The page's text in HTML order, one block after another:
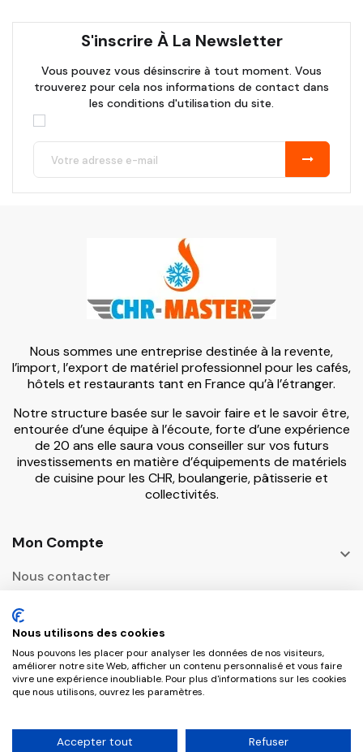
S'inscrire À La Newsletter
Vous pouvez vous désinscrire à tout moment. Vous
trouverez pour cela nos informations de contact dans
les conditions d'utilisation du site.
Nous sommes une entreprise destinée à la revente,
l’import, l’export de matériel professionnel pour les cafés,
hôtels et restaurants tant en France qu’à l’étranger.
Notre structure basée sur le savoir faire et le savoir être,
entourée d’une équipe à l’écoute, forte d’une expérience
de 20 ans elle saura vous conseiller sur vos futurs
investissements en matière d’équipements de matériels
de cuisine pour les CHR, boulangerie, pâtisserie et
collectivités.
Mon Compte

Nous contacter
Informations
Adresse Postale
Copyright © 2026 CHR Master Tous droits
Nous utilisons des cookies
Nous pouvons les placer pour analyser les données de nos visiteurs,
améliorer notre site Web, afficher un contenu personnalisé et vous faire
vivre une expérience inoubliable. Pour plus d'informations sur les cookies
que nous utilisons, ouvrez les paramètres.
Accepter tout Refuser